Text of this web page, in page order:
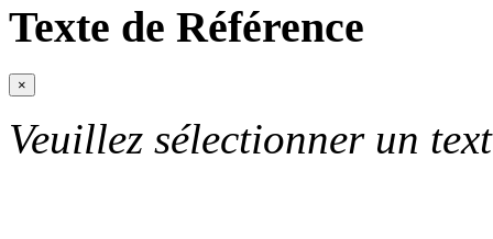
Texte de Référence
×
Veuillez sélectionner un